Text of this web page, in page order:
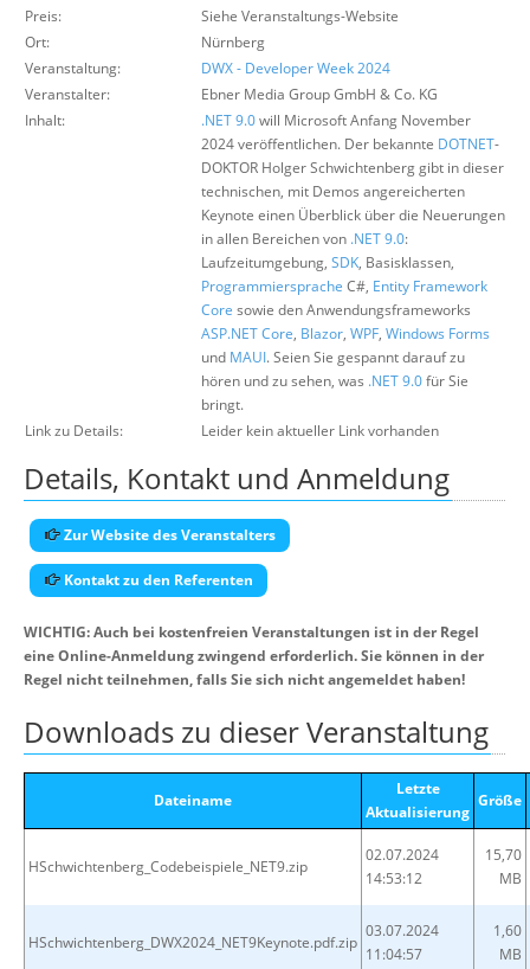
Über uns
Preis:
Siehe Veranstaltungs-Website
Ort:
Nürnberg
Veranstaltung:
DWX - Developer Week 2024
Veranstalter:
Ebner Media Group GmbH & Co. KG
Inhalt:
.NET 9.0will Microsoft Anfang November
2024 veröffentlichen. Der bekannte DOTNET-
DOKTOR Holger Schwichtenberg gibt in dieser
technischen, mit Demos angereicherten
Keynote einen Überblick über die Neuerungen
in allen Bereichen von .NET 9.0:
Laufzeitumgebung, SDK, Basisklassen,
Programmiersprache C#, Entity Framework
Core sowie den Anwendungsframeworks
ASP.NET Core, Blazor, WPF, Windows Forms
und MAUI. Seien Sie gespannt darauf zu
hören und zu sehen, was .NET 9.0für Sie
bringt.
Link zu Details:
Leider kein aktueller Link vorhanden
Details, Kontakt und Anmeldung
Zur Website des Veranstalters
Kontakt zu den Referenten
WICHTIG: Auch bei kostenfreien Veranstaltungen ist in der Regel
eine Online-Anmeldung zwingend erforderlich. Sie können in der
Regel nicht teilnehmen, falls Sie sich nicht angemeldet haben!
Downloads zu dieser Veranstaltung
Dateiname
Letzte
Aktualisierung
Größe
HSchwichtenberg_Codebeispiele_NET9.zip
02.07.2024
14:53:12
15,70
MB
HSchwichtenberg_DWX2024_NET9Keynote.pdf.zip
03.07.2024
11:04:57
1,60
MB